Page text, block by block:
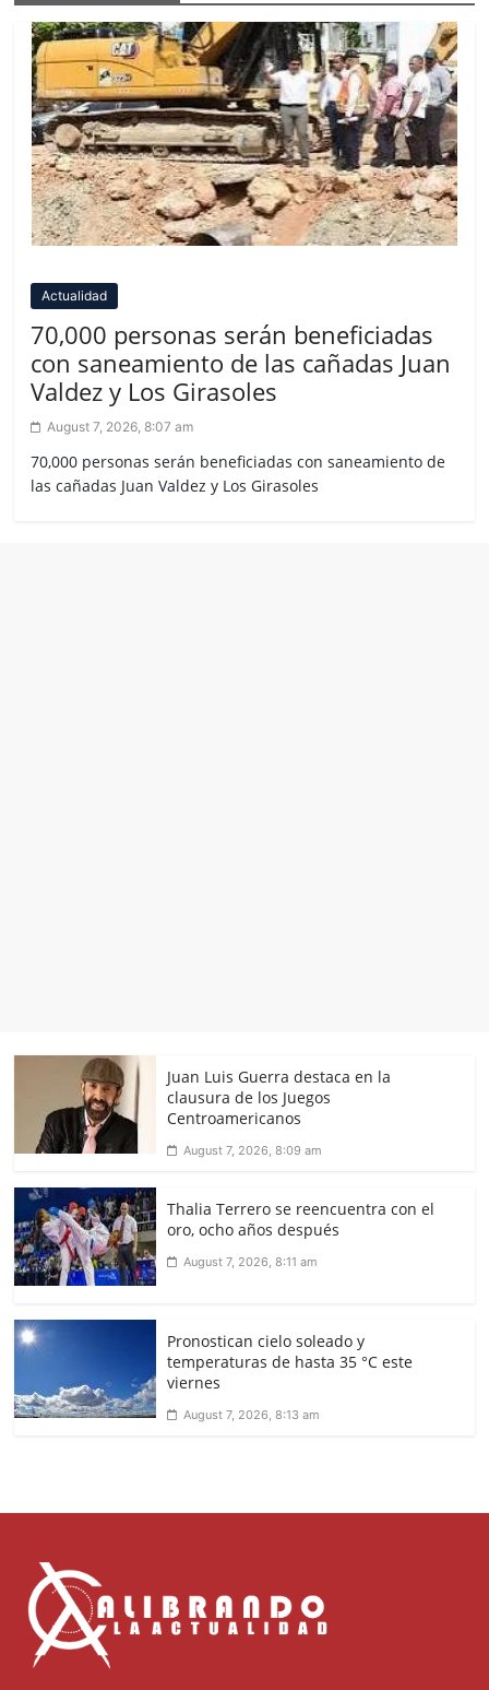
Actualidad
70,000 personas serán beneficiadas
con saneamiento de las cañadas Juan
Valdez y Los Girasoles
August 7, 2026, 8:07 am
70,000 personas serán beneficiadas con saneamiento de
las cañadas Juan Valdez y Los Girasoles
Juan Luis Guerra destaca en la
clausura de los Juegos
Centroamericanos
August 7, 2026, 8:09 am
Thalia Terrero se reencuentra con el
oro, ocho años después
August 7, 2026, 8:11 am
Pronostican cielo soleado y
temperaturas de hasta 35 °C este
viernes
August 7, 2026, 8:13 am